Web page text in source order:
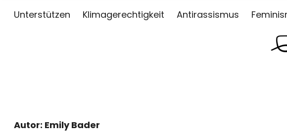
Unterstützen Klimagerechtigkeit Antirassismus
Autor: Emily Bader